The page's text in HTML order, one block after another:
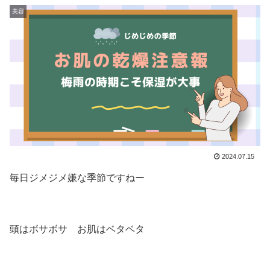
美容
2024.07.15
毎日ジメジメ嫌な季節ですねー
頭はボサボサ お肌はベタベタ